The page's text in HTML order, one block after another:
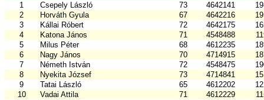
1
Csepely László 73 4642141
2
Horváth Gyula 67 4642216
3
Kállai Róbert 72 4642175
4
Katona János 71 4548488
5
Milus Péter 68 4612235
6
Nagy János 70 4714915
7
Németh István 72 4548475
8
Nyekita József 73 4714841
9
Tatai László 65 4612202
10
Vadai Attila 71 4612229